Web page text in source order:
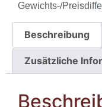
Gewichts-/
Beschreibung
Zusätzliche